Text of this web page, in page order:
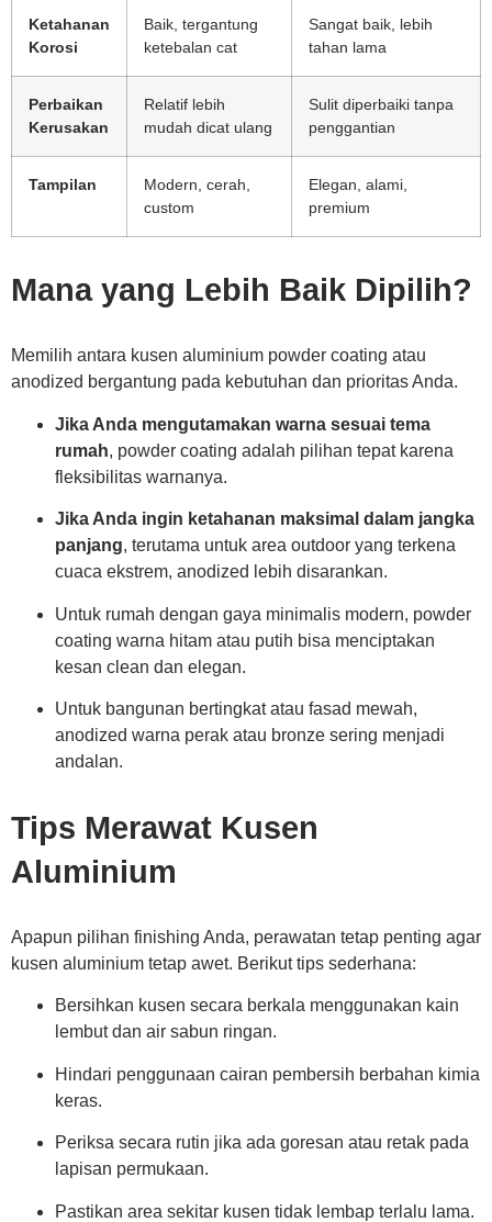
Ketahanan
Korosi
Baik, tergantung
ketebalan cat
Sangat baik, lebih
tahan lama
Perbaikan
Kerusakan
Relatif lebih
mudah dicat ulang
Sulit diperbaiki tanpa
penggantian
Tampilan
Modern, cerah,
custom
Elegan, alami,
premium
Mana yang Lebih Baik Dipilih?
Memilih antara kusen aluminium powder coating atau
anodized bergantung pada kebutuhan dan prioritas Anda.
Jika Anda mengutamakan warna sesuai tema
rumah, powder coating adalah pilihan tepat karena
fleksibilitas warnanya.
Jika Anda ingin ketahanan maksimal dalam jangka
panjang, terutama untuk area outdoor yang terkena
cuaca ekstrem, anodized lebih disarankan.
Untuk rumah dengan gaya minimalis modern, powder
coating warna hitam atau putih bisa menciptakan
kesan clean dan elegan.
Untuk bangunan bertingkat atau fasad mewah,
anodized warna perak atau bronze sering menjadi
andalan.
Tips Merawat Kusen
Aluminium
Apapun pilihan finishing Anda, perawatan tetap penting agar
kusen aluminium tetap awet. Berikut tips sederhana:
Bersihkan kusen secara berkala menggunakan kain
lembut dan air sabun ringan.
Hindari penggunaan cairan pembersih berbahan kimia
keras.
Periksa secara rutin jika ada goresan atau retak pada
lapisan permukaan.
Pastikan area sekitar kusen tidak lembap terlalu lama.